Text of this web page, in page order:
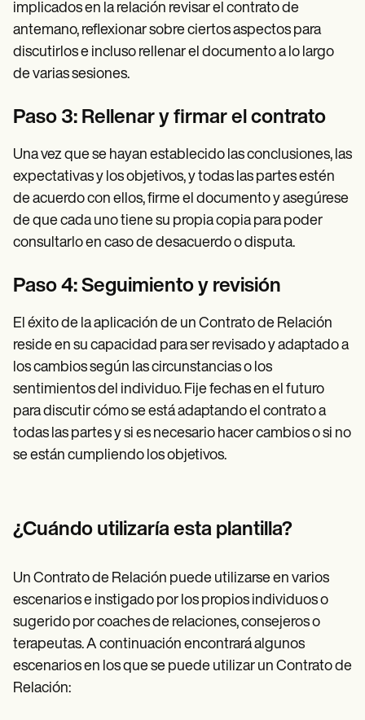
implicados en la relación revisar el contrato de
antemano, reflexionar sobre ciertos aspectos para
discutirlos e incluso rellenar el documento a lo largo
de varias sesiones.
Paso 3: Rellenar y firmar el contrato
Una vez que se hayan establecido las conclusiones, las
expectativas y los objetivos, y todas las partes estén
de acuerdo con ellos, firme el documento y asegúrese
de que cada uno tiene su propia copia para poder
consultarlo en caso de desacuerdo o disputa.
Paso 4: Seguimiento y revisión
El éxito de la aplicación de un Contrato de Relación
reside en su capacidad para ser revisado y adaptado a
los cambios según las circunstancias o los
sentimientos del individuo. Fije fechas en el futuro
para discutir cómo se está adaptando el contrato a
todas las partes y si es necesario hacer cambios o si no
se están cumpliendo los objetivos.
¿Cuándo utilizaría esta plantilla?
Un Contrato de Relación puede utilizarse en varios
escenarios e instigado por los propios individuos o
sugerido por coaches de relaciones, consejeros o
terapeutas. A continuación encontrará algunos
escenarios en los que se puede utilizar un Contrato de
Relación: